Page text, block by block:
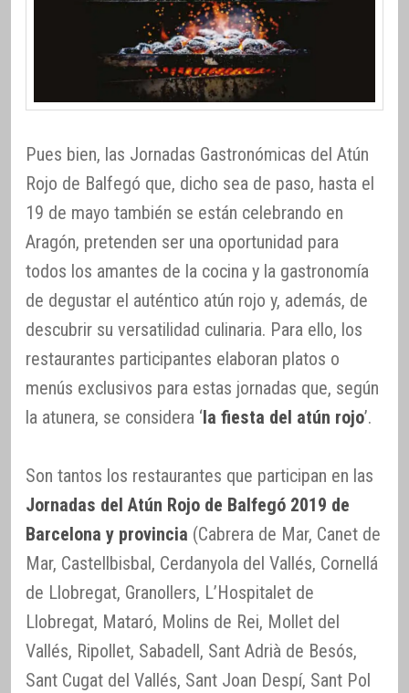
Pues bien, las Jornadas Gastronómicas del Atún
Rojo de Balfegó que, dicho sea de paso, hasta el
19 de mayo también se están celebrando en
Aragón, pretenden ser una oportunidad para
todos los amantes de la cocina y la gastronomía
de degustar el auténtico atún rojo y, además, de
descubrir su versatilidad culinaria. Para ello, los
restaurantes participantes elaboran platos o
menús exclusivos para estas jornadas que, según
la atunera, se considera ‘la fiesta del atún rojo’.
Son tantos los restaurantes que participan en las
Jornadas del Atún Rojo de Balfegó 2019 de
Barcelona y provincia (Cabrera de Mar, Canet de
Mar, Castellbisbal, Cerdanyola del Vallés, Cornellá
de Llobregat, Granollers, L’Hospitalet de
Llobregat, Mataró, Molins de Rei, Mollet del
Vallés, Ripollet, Sabadell, Sant Adrià de Besós,
Sant Cugat del Vallés, Sant Joan Despí, Sant Pol